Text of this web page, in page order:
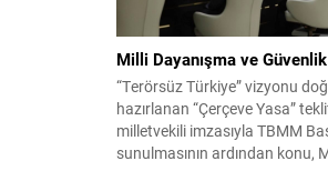
Milli Dayanışma ve
“Terörsüz Türkiye” vizyonu
hazırlanan “Çerçeve Yasa”
milletvekili imzasıyla TBMM
sunulmasının ardından konu,